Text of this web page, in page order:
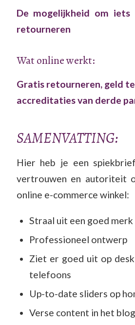
De mogelijkheid om iets
retourneren
Wat online werkt:
Gratis retourneren, geld
accreditaties van derde
SAMENVATTING:
Hier heb je een
vertrouwen en autoriteit
online e-commerce winkel:
Straal uit een goed merk
Professioneel ontwerp
Ziet er goed uit op
telefoons
Up-to-date sliders op
Verse content in het blog